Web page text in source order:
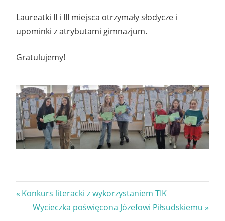
Laureatki II i III miejsca otrzymały słodycze i
upominki z atrybutami gimnazjum.
Gratulujemy!
Nawigacja
wpisu
Previous
Post:
Konkurs literacki z wykorzystaniem TIK
Next
Wycieczka poświęcona Józefowi Piłsudskiemu